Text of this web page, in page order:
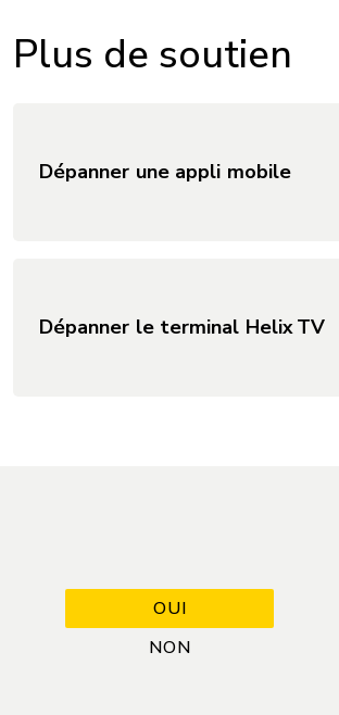
Plus de soutien
Dépanner une appli mobile
Dépanner le terminal Helix TV